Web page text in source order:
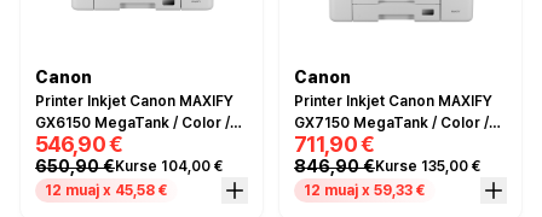
Canon
Printer Inkjet Canon MAXIFY
GX6150 MegaTank / Color /
3-in-1 - Bardhë / Zezë
546,90 €
650,90 €Kurse 104,00 €
12 muaj x 45,58 €
Canon
Printer Inkjet Canon MAXIFY
GX7150 MegaTank / Color /
4-in-1 - Bardhë / Zezë
711,90 €
846,90 €Kurse 135,00 €
12 muaj x 59,33 €